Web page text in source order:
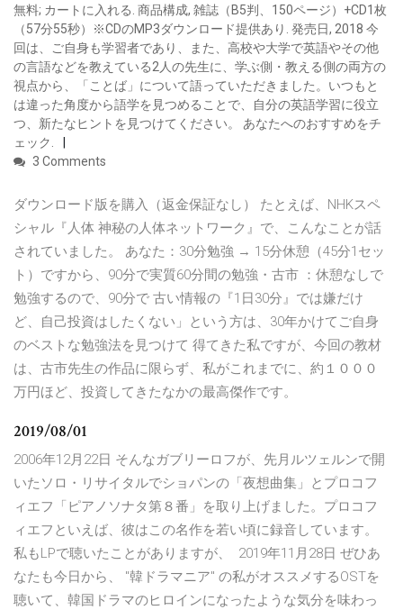
無料; カートに入れる. 商品構成, 雑誌（B5判、150ページ）+CD1枚
（57分55秒）※CDのMP3ダウンロード提供あり. 発売日, 2018 今
回は、ご自身も学習者であり、また、高校や大学で英語やその他
の言語などを教えている2人の先生に、学ぶ側・教える側の両方の
視点から、「ことば」について語っていただきました。いつもと
は違った角度から語学を見つめることで、自分の英語学習に役立
つ、新たなヒントを見つけてください。 あなたへのおすすめをチ
ェック.
3 Comments
ダウンロード版を購入（返金保証なし） たとえば、NHKスペ
シャル『人体 神秘の人体ネットワーク』で、こんなことが話
されていました。 あなた：30分勉強 → 15分休憩（45分1セッ
ト）ですから、90分で実質60分間の勉強・古市 ：休憩なしで
勉強するので、90分で 古い情報の『1日30分』では嫌だけ
ど、自己投資はしたくない」という方は、30年かけてご自身
のベストな勉強法を見つけて 得てきた私ですが、今回の教材
は、古市先生の作品に限らず、私がこれまでに、約１０００
万円ほど、投資してきたなかの最高傑作です。
2019/08/01
2006年12月22日 そんなガブリーロフが、先月ルツェルンで開
いたソロ・リサイタルでショパンの「夜想曲集」とプロコフ
ィエフ「ピアノソナタ第８番」を取り上げました。プロコフ
ィエフといえば、彼はこの名作を若い頃に録音しています。
私もLPで聴いたことがありますが、 2019年11月28日 ぜひあ
なたも今日から、 "韓ドラマニア" の私がオススメするOSTを
聴いて、韓国ドラマのヒロインになったような気分を味わっ